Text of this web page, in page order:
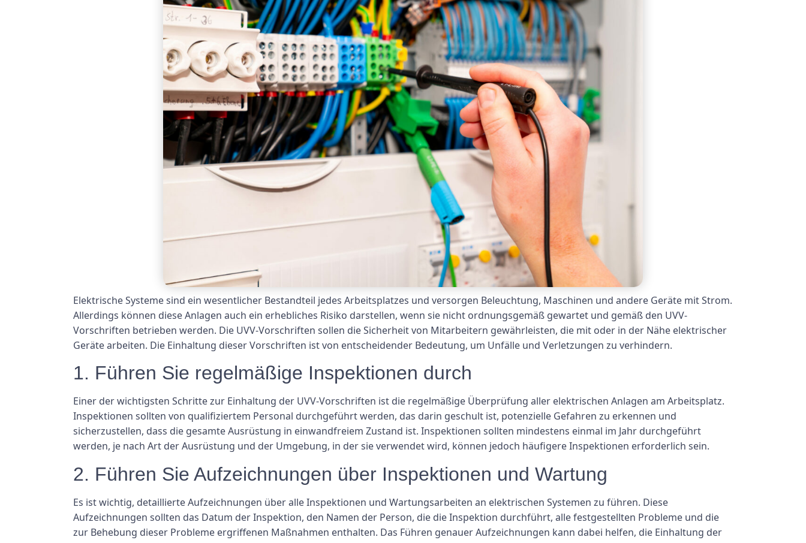
Elektrische Systeme sind ein wesentlicher Bestandteil jedes Arbeitsplatzes und versorgen Beleuchtung, Maschinen und andere Geräte mit Strom.
Allerdings können diese Anlagen auch ein erhebliches Risiko darstellen, wenn sie nicht ordnungsgemäß gewartet und gemäß den UVV-
Vorschriften betrieben werden. Die UVV-Vorschriften sollen die Sicherheit von Mitarbeitern gewährleisten, die mit oder in der Nähe elektrischer
Geräte arbeiten. Die Einhaltung dieser Vorschriften ist von entscheidender Bedeutung, um Unfälle und Verletzungen zu verhindern.
1. Führen Sie regelmäßige Inspektionen durch
Einer der wichtigsten Schritte zur Einhaltung der UVV-Vorschriften ist die regelmäßige Überprüfung aller elektrischen Anlagen am Arbeitsplatz.
Inspektionen sollten von qualifiziertem Personal durchgeführt werden, das darin geschult ist, potenzielle Gefahren zu erkennen und
sicherzustellen, dass die gesamte Ausrüstung in einwandfreiem Zustand ist. Inspektionen sollten mindestens einmal im Jahr durchgeführt
werden, je nach Art der Ausrüstung und der Umgebung, in der sie verwendet wird, können jedoch häufigere Inspektionen erforderlich sein.
2. Führen Sie Aufzeichnungen über Inspektionen und Wartung
Es ist wichtig, detaillierte Aufzeichnungen über alle Inspektionen und Wartungsarbeiten an elektrischen Systemen zu führen. Diese
Aufzeichnungen sollten das Datum der Inspektion, den Namen der Person, die die Inspektion durchführt, alle festgestellten Probleme und die
zur Behebung dieser Probleme ergriffenen Maßnahmen enthalten. Das Führen genauer Aufzeichnungen kann dabei helfen, die Einhaltung der